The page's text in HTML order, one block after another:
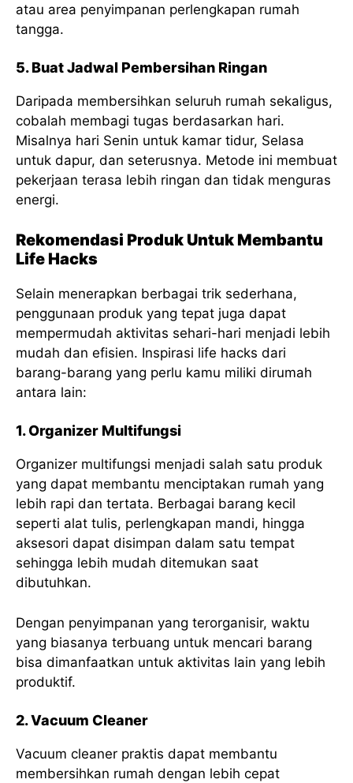
atau area penyimpanan perlengkapan rumah
tangga.
5. Buat Jadwal Pembersihan Ringan
Daripada membersihkan seluruh rumah sekaligus,
cobalah membagi tugas berdasarkan hari.
Misalnya hari Senin untuk kamar tidur, Selasa
untuk dapur, dan seterusnya. Metode ini membuat
pekerjaan terasa lebih ringan dan tidak menguras
energi.
Rekomendasi Produk Untuk Membantu
Life Hacks
Selain menerapkan berbagai trik sederhana,
penggunaan produk yang tepat juga dapat
mempermudah aktivitas sehari-hari menjadi lebih
mudah dan efisien. Inspirasi life hacks dari
barang-barang yang perlu kamu miliki dirumah
antara lain:
1. Organizer Multifungsi
Organizer multifungsi menjadi salah satu produk
yang dapat membantu menciptakan rumah yang
lebih rapi dan tertata. Berbagai barang kecil
seperti alat tulis, perlengkapan mandi, hingga
aksesori dapat disimpan dalam satu tempat
sehingga lebih mudah ditemukan saat
dibutuhkan.
Dengan penyimpanan yang terorganisir, waktu
yang biasanya terbuang untuk mencari barang
bisa dimanfaatkan untuk aktivitas lain yang lebih
produktif.
2. Vacuum Cleaner
Vacuum cleaner praktis dapat membantu
membersihkan rumah dengan lebih cepat